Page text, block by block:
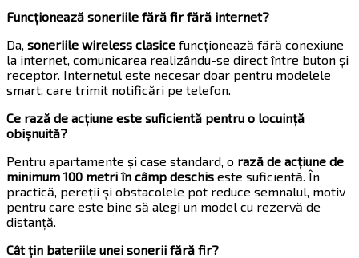
Funcționează soneriile fără fir fără internet?
Da, soneriile wireless clasice funcționează fără conexiune
la internet, comunicarea realizându-se direct între buton și
receptor. Internetul este necesar doar pentru modelele
smart, care trimit notificări pe telefon.
Ce rază de acțiune este suficientă pentru o locuință
obișnuită?
Pentru apartamente și case standard, o rază de acțiune de
minimum 100 metri în câmp deschis este suficientă. În
practică, pereții și obstacolele pot reduce semnalul, motiv
pentru care este bine să alegi un model cu rezervă de
distanță.
Cât țin bateriile unei sonerii fără fir?